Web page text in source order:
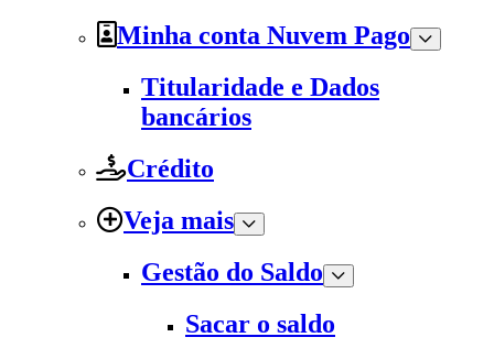
Minha conta Nuvem Pago
Titularidade e Dados
bancários
Crédito
Veja mais
Gestão do Saldo
Sacar o saldo